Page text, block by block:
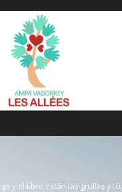
y el Ebro están las grullas y tú.